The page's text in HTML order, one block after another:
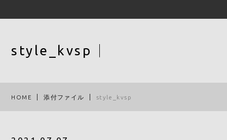
style_kvsp
HOME 添付ファイル style_kvsp